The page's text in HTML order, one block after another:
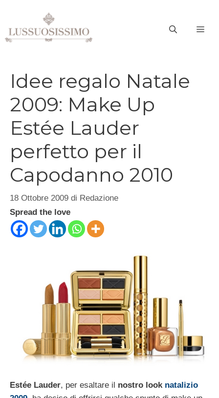
contenuto
Idee regalo Natale
2009: Make Up
Estée Lauder
perfetto per il
Capodanno 2010
18 Ottobre 2009 di Redazione
Spread the love
Estée Lauder, per esaltare il nostro look natalizio